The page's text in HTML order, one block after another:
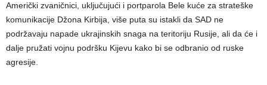
Američki zvaničnici, uključujući i portparola Bele kuće za strateške
komunikacije Džona Kirbija, više puta su istakli da SAD ne
podržavaju napade ukrajinskih snaga na teritoriju Rusije, ali da će i
dalje pružati vojnu podršku Kijevu kako bi se odbranio od ruske
agresije.